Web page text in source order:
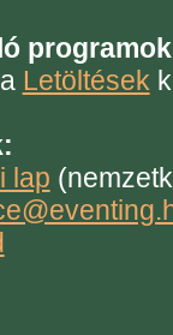
Letöltések
lap